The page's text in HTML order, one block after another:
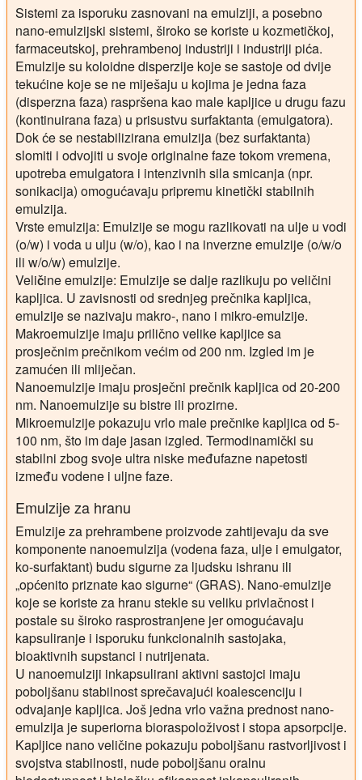
Sistemi za isporuku zasnovani na emulziji, a posebno
nano-emulzijski sistemi, široko se koriste u kozmetičkoj,
farmaceutskoj, prehrambenoj industriji i industriji pića.
Emulzije su koloidne disperzije koje se sastoje od dvije
tekućine koje se ne miješaju u kojima je jedna faza
(disperzna faza) raspršena kao male kapljice u drugu fazu
(kontinuirana faza) u prisustvu surfaktanta (emulgatora).
Dok će se nestabilizirana emulzija (bez surfaktanta)
slomiti i odvojiti u svoje originalne faze tokom vremena,
upotreba emulgatora i intenzivnih sila smicanja (npr.
sonikacija) omogućavaju pripremu kinetički stabilnih
emulzija.
Vrste emulzija: Emulzije se mogu razlikovati na ulje u vodi
(o/w) i voda u ulju (w/o), kao i na inverzne emulzije (o/w/o
ili w/o/w) emulzije.
Veličine emulzije: Emulzije se dalje razlikuju po veličini
kapljica. U zavisnosti od srednjeg prečnika kapljica,
emulzije se nazivaju makro-, nano i mikro-emulzije.
Makroemulzije imaju prilično velike kapljice sa
prosječnim prečnikom većim od 200 nm. Izgled im je
zamućen ili mliječan.
Nanoemulzije imaju prosječni prečnik kapljica od 20-200
nm. Nanoemulzije su bistre ili prozirne.
Mikroemulzije pokazuju vrlo male prečnike kapljica od 5-
100 nm, što im daje jasan izgled. Termodinamički su
stabilni zbog svoje ultra niske međufazne napetosti
između vodene i uljne faze.
Emulzije za hranu
Emulzije za prehrambene proizvode zahtijevaju da sve
komponente nanoemulzija (vodena faza, ulje i emulgator,
ko-surfaktant) budu sigurne za ljudsku ishranu ili
„općenito priznate kao sigurne“ (GRAS). Nano-emulzije
koje se koriste za hranu stekle su veliku privlačnost i
postale su široko rasprostranjene jer omogućavaju
kapsuliranje i isporuku funkcionalnih sastojaka,
bioaktivnih supstanci i nutrijenata.
U nanoemulziji inkapsulirani aktivni sastojci imaju
poboljšanu stabilnost sprečavajući koalescenciju i
odvajanje kapljica. Još jedna vrlo važna prednost nano-
emulzija je superiorna bioraspoloživost i stopa apsorpcije.
Kapljice nano veličine pokazuju poboljšanu rastvorljivost i
svojstva stabilnosti, nude poboljšanu oralnu